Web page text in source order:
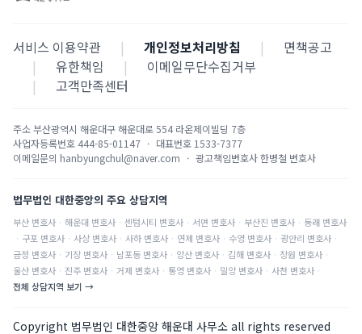
서비스 이용약관 | 개인정보처리방침 |
면책공고
|
유한책임 |
이메일무단수집거부
|
고객만족센터
주소부산광역시 해운대구 해운대로 554 라온제이빌딩 7층
사업자등록번호 444-85-01147 · 대표번호 1533-7377
이메일문의 hanbyungchul@naver.com · 광고책임변호사한병철 변호사
법무법인 대한중앙의 주요 상담지역
부산 변호사 · 해운대 변호사 · 센텀시티 변호사 · 서면 변호사 · 부산진 변호사 · 동래 변호사
· 구포 변호사 · 사상 변호사 · 사하 변호사 · 연제 변호사 · 수영 변호사 · 광안리 변호사 ·
금정 변호사 · 기장 변호사 · 남포동 변호사 · 양산 변호사 · 김해 변호사 · 창원 변호사 ·
울산 변호사 · 진주 변호사 · 거제 변호사 · 통영 변호사 · 밀양 변호사 · 사천 변호사 ·
전체 상담지역 보기 →
Copyright 법무법인 대한중앙 해운대 사무소 all rights reserved